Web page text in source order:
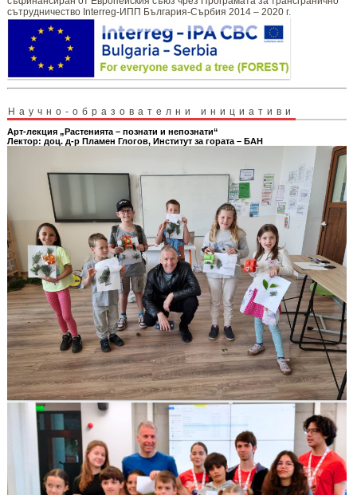
сътрудничество Interreg-ИПП България-Сърбия 2014 – 2020 г.
Научно-образователни инициативи
Арт-лекция „Растенията – познати и непознати“
Лектор: доц. д-р Пламен Глогов, Институт за гората – БАН